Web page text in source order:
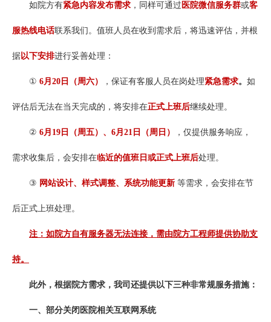
如院方有紧急内容发布需求 ，同样可通过 医院微信服务群或客
服热线电话联系我们。值班人员在收到需求后，将迅速评估，并根
据以下安排进行妥善处理：
① 6月20日（周六） ，保证有客服人员在岗处理紧急需求。 如
评估后无法在当天完成的，将安排在正式上班后继续处理。
② 6月19日（周五） 、 6月21日（周日） ，仅提供服务响应，
需求收集后，会安排在临近的值班日或正式上班后处理。
③ 网站设计、样式调整、系统功能更新 等需求，会安排在节
后正式上班处理。
注：如院方自有服务器无法连接，需由院方工程师提供协助支
持。
此外，根据院方需求，我司还提供以下三种非常规服务措施：
一、部分关闭医院相关互联网系统